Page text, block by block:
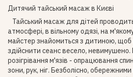
Дитячий тайський масаж в Києві
Тайський масаж для дітей
атмосфері, в вільному одязі, на
майстер знайомиться з дитиною, щоб
здійснити сеанс весело,
розігрівання м'язів - опрацювання
зони, рук, ніг. Безболісно,